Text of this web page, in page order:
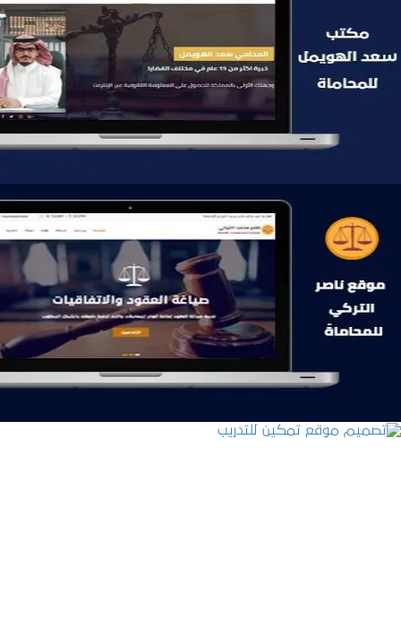
موقع سعد الهويمل للمحاماة
التفاصيل
موقع ناصر التركي للمحاماة
التفاصيل